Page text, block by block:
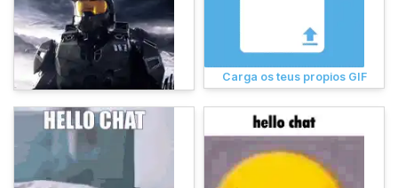
Carga os teus propios GIF